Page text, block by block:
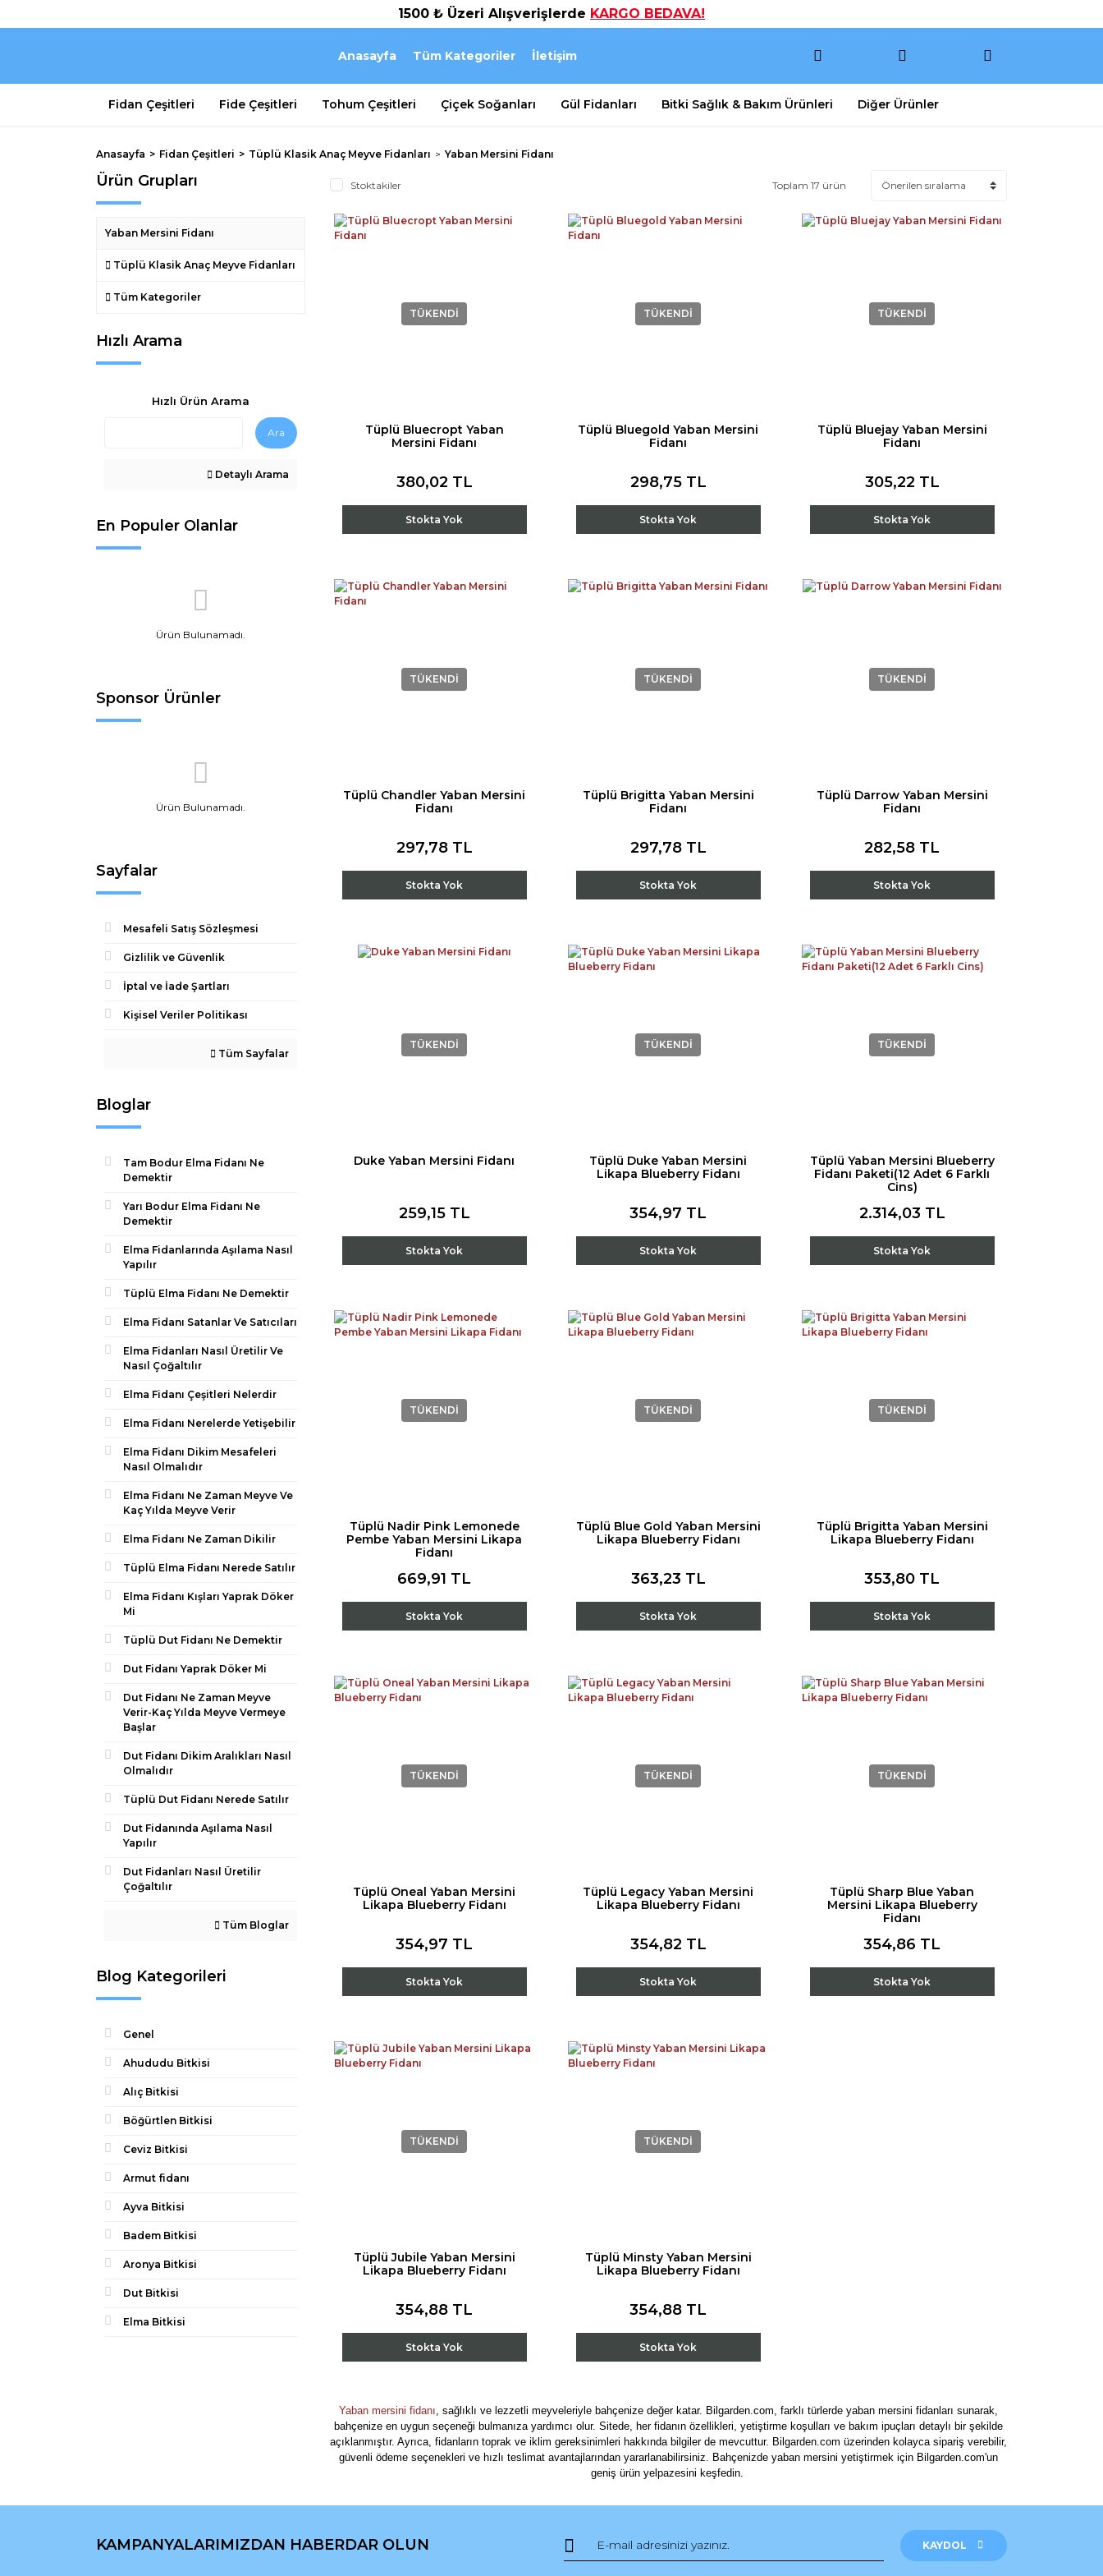
1500 ₺ Üzeri Alışverişlerde KARGO BEDAVA!
Anasayfa Tüm Kategoriler İletişim
Fidan Çeşitleri Fide Çeşitleri Tohum Çeşitleri Çiçek Soğanları Gül Fidanları Bitki Sağlık & Bakım Ürünleri Diğer Ürünler
Anasayfa Fidan Çeşitleri Tüplü Klasik Anaç Meyve Fidanları Yaban Mersini Fidanı
Ürün Grupları
Yaban Mersini Fidanı
Tüplü Klasik Anaç Meyve Fidanları
Tüm Kategoriler
Hızlı Arama
Hızlı Ürün Arama
Ara
Detaylı Arama
En Populer Olanlar
Ürün Bulunamadı.
Sponsor Ürünler
Ürün Bulunamadı.
Sayfalar
Mesafeli Satış Sözleşmesi
Gizlilik ve Güvenlik
İptal ve İade Şartları
Kişisel Veriler Politikası
Tüm Sayfalar
Bloglar
Tam Bodur Elma Fidanı Ne
Demektir
Yarı Bodur Elma Fidanı Ne
Demektir
Elma Fidanlarında Aşılama Nasıl
Yapılır
Tüplü Elma Fidanı Ne Demektir
Elma Fidanı Satanlar Ve Satıcıları
Elma Fidanları Nasıl Üretilir Ve
Nasıl Çoğaltılır
Elma Fidanı Çeşitleri Nelerdir
Elma Fidanı Nerelerde Yetişebilir
Elma Fidanı Dikim Mesafeleri
Nasıl Olmalıdır
Elma Fidanı Ne Zaman Meyve Ve
Kaç Yılda Meyve Verir
Elma Fidanı Ne Zaman Dikilir
Tüplü Elma Fidanı Nerede Satılır
Elma Fidanı Kışları Yaprak Döker
Mi
Tüplü Dut Fidanı Ne Demektir
Dut Fidanı Yaprak Döker Mi
Dut Fidanı Ne Zaman Meyve
Verir-Kaç Yılda Meyve Vermeye
Başlar
Dut Fidanı Dikim Aralıkları Nasıl
Olmalıdır
Tüplü Dut Fidanı Nerede Satılır
Dut Fidanında Aşılama Nasıl
Yapılır
Dut Fidanları Nasıl Üretilir
Çoğaltılır
Tüm Bloglar
Blog Kategorileri
Genel
Ahududu Bitkisi
Alıç Bitkisi
Böğürtlen Bitkisi
Ceviz Bitkisi
Armut fidanı
Ayva Bitkisi
Badem Bitkisi
Aronya Bitkisi
Dut Bitkisi
Elma Bitkisi
Stoktakiler Toplam 17 ürün
TÜKENDİ
Tüplü Bluecropt Yaban
Mersini Fidanı
380,02 TL
Stokta Yok
TÜKENDİ
Tüplü Bluegold Yaban Mersini
Fidanı
298,75 TL
Stokta Yok
TÜKENDİ
Tüplü Bluejay Yaban Mersini
Fidanı
305,22 TL
Stokta Yok
TÜKENDİ
Tüplü Chandler Yaban Mersini
Fidanı
297,78 TL
Stokta Yok
TÜKENDİ
Tüplü Brigitta Yaban Mersini
Fidanı
297,78 TL
Stokta Yok
TÜKENDİ
Tüplü Darrow Yaban Mersini
Fidanı
282,58 TL
Stokta Yok
TÜKENDİ
Duke Yaban Mersini Fidanı
259,15 TL
Stokta Yok
TÜKENDİ
Tüplü Duke Yaban Mersini
Likapa Blueberry Fidanı
354,97 TL
Stokta Yok
TÜKENDİ
Tüplü Yaban Mersini Blueberry
Fidanı Paketi(12 Adet 6 Farklı
Cins)
2.314,03 TL
Stokta Yok
TÜKENDİ
Tüplü Nadir Pink Lemonede
Pembe Yaban Mersini Likapa
Fidanı
669,91 TL
Stokta Yok
TÜKENDİ
Tüplü Blue Gold Yaban Mersini
Likapa Blueberry Fidanı
363,23 TL
Stokta Yok
TÜKENDİ
Tüplü Brigitta Yaban Mersini
Likapa Blueberry Fidanı
353,80 TL
Stokta Yok
TÜKENDİ
Tüplü Oneal Yaban Mersini
Likapa Blueberry Fidanı
354,97 TL
Stokta Yok
TÜKENDİ
Tüplü Legacy Yaban Mersini
Likapa Blueberry Fidanı
354,82 TL
Stokta Yok
TÜKENDİ
Tüplü Sharp Blue Yaban
Mersini Likapa Blueberry
Fidanı
354,86 TL
Stokta Yok
TÜKENDİ
Tüplü Jubile Yaban Mersini
Likapa Blueberry Fidanı
354,88 TL
Stokta Yok
TÜKENDİ
Tüplü Minsty Yaban Mersini
Likapa Blueberry Fidanı
354,88 TL
Stokta Yok
Yaban mersini fidanı , sağlıklı ve lezzetli meyveleriyle bahçenize değer katar. Bilgarden.com, farklı türlerde yaban mersini fidanları sunarak,
bahçenize en uygun seçeneği bulmanıza yardımcı olur. Sitede, her fidanın özellikleri, yetiştirme koşulları ve bakım ipuçları detaylı bir şekilde
açıklanmıştır. Ayrıca, fidanların toprak ve iklim gereksinimleri hakkında bilgiler de mevcuttur. Bilgarden.com üzerinden kolayca sipariş verebilir,
güvenli ödeme seçenekleri ve hızlı teslimat avantajlarından yararlanabilirsiniz. Bahçenizde yaban mersini yetiştirmek için Bilgarden.com'un
geniş ürün yelpazesini keşfedin.
KAMPANYALARIMIZDAN HABERDAR OLUN KAYDOL